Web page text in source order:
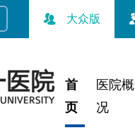
大众版
首
页
医院概
况